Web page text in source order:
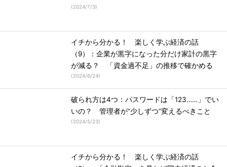
(2024/7/3)
イチから分かる！ 楽しく学ぶ経済の話
（9）：企業が黒字になった分だけ家計の黒字
が減る？ 「資金過不足」の推移で確かめる
(2024/6/24)
破られ方は4つ：パスワードは「123……」でい
いの？ 管理者が“少しずつ”変えるべきこと
(2024/5/23)
イチから分かる！ 楽しく学ぶ経済の話